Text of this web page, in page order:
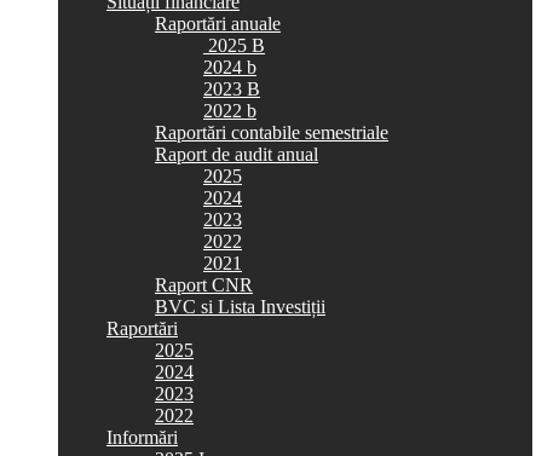
Raportări anuale
2025 B
2024 b
2023 B
2022 b
Raportări contabile semestriale
Raport de audit anual
2025
2024
2023
2022
2021
Raport CNR
BVC si Lista Investiții
Raportări
2025
2024
2023
2022
Informări